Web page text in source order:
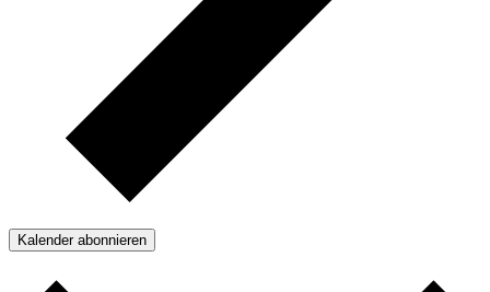
Kalender abonnieren